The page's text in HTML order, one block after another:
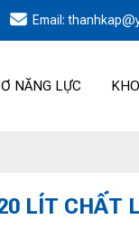
Email:
NĂNG LỰC
LÍT CHẤT